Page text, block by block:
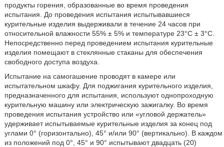
продукты горения, образованные во время проведения
испытания. До проведения испытания испытывавшиеся
курительные изделия выдерживали в течение 24 часов при
относительной влажности 55% ± 5% и температуре 23°С ± 3°С.
Непосредственно перед проведением испытания курительные
изделия помещают в стеклянные стаканы для обеспечения
свободного доступа воздуха.
Испытание на самогашение проводят в камере или
испытательном шкафу. Для поджигания курительного изделия,
предназначенного для испытания, используют однопроходную
курительную машину или электрическую зажигалку. Во время
проведения испытания устройство или «угловой держатель»
удерживает испытываемые курительные изделия за конец под
углами 0° (горизонтально), 45° и/или 90° (вертикально). В каждом
из положений под 0°, 45° и 90° испытывают двадцать (20)